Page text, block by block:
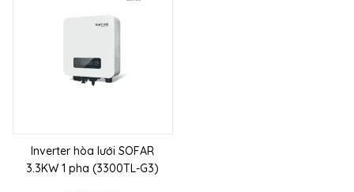
Inverter hòa lưới SOFAR
3.3KW 1 pha (3300TL-G3)